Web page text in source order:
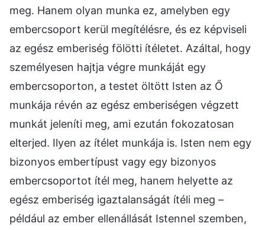
meg. Hanem olyan munka ez, amelyben egy
embercsoport kerül megítélésre, és ez képviseli
az egész emberiség fölötti ítéletet. Azáltal, hogy
személyesen hajtja végre munkáját egy
embercsoporton, a testet öltött Isten az Ő
munkája révén az egész emberiségen végzett
munkát jeleníti meg, ami ezután fokozatosan
elterjed. Ilyen az ítélet munkája is. Isten nem egy
bizonyos embertípust vagy egy bizonyos
embercsoportot ítél meg, hanem helyette az
egész emberiség igaztalanságát ítéli meg –
például az ember ellenállását Istennel szemben,